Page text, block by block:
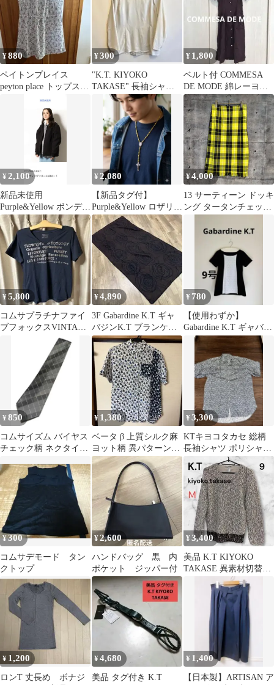
¥880
ペイトンプレイス
peyton place トップス
チュニック シャツ
¥300
"K.T. KIYOKO
TAKASE" 長袖シャツ
ブラウス M
¥ 1,800
ベルト付 COMMESA
DE MODE 綿レーヨン
シャツワンピース ボル
ドー
¥2,100
新品未使用
Purple&Yellow ボンディ
ングフリース MA-1ブ
ラック S
¥2,080
【新品タグ付】
Purple&Yellow ロザリオ
クロス ネックレス イエ
ロー
¥4,000
13 サーティーン ドッキ
ング タータンチェック
ジ イエロー ブラック 9
ファイブフォックス 日
本製 B'2nd取扱ブラン
¥5,800
コムサプラチナファイ
ブフォックスVINTAGE
K.T ネイビー半袖Tシャ
¥4,890
3F Gabardine K.T ギャ
バジンK.T ブランケッ
ト 毛布 ストール
¥ 780
【使用わずか】
Gabardine K.T ギャバジ
ン Tシャツ 9号白
黒 日本製
¥850
コムサイズム バイヤス
チェック柄 ネクタイ
¥ 1,380
ベータ β 上質シルク麻
ヨット柄 異パターン切
替 半袖シャツ レディー
ス40
¥3,300
KTキヨコタカセ 総柄
長袖シャツ ポリシャツ
モノトーン モード古着
メンズXL
¥300
コムサデモード タン
クトップ
¥2,600
ハンドバッグ 黒 内
ポケット ジッパー付
¥3,400
美品 K.T KIYOKO
TAKASE 異素材切替ニ
ット スパンコール 9
¥ 1,200
ロンT 丈長め ボナジ
¥4,680
美品 タグ付き K.T
¥ 1,400
【日本製】ARTISAN ア